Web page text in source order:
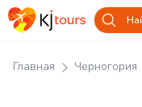
Главная Черногория